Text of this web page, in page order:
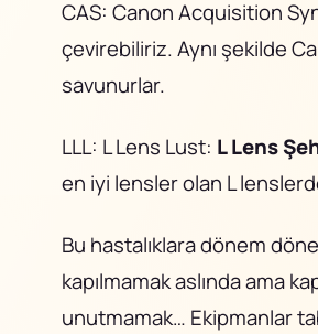
CAS: Canon Acquisition
çevirebiliriz. Aynı şekilde
savunurlar.
LLL: L Lens Lust: L Lens
en iyi lensler olan L
Bu hastalıklara dönem
kapılmamak aslında ama
unutmamak… Ekipmanlar